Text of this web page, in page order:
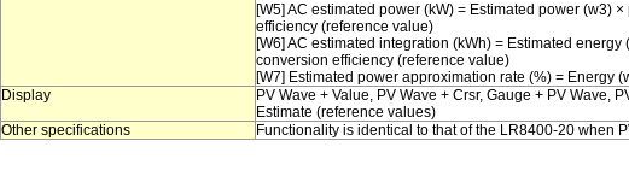
[W5] AC estimated power (kW) = Estimated power (w3)
efficiency (reference value)
[W6] AC estimated integration (kWh) = Estimated
conversion efficiency (reference value)
[W7] Estimated power approximation rate (%) = Energy
Display
PV Wave + Value, PV Wave + Crsr, Gauge + PV Wave,
Estimate (reference values)
Other specifications
Functionality is identical to that of the LR8400-20 when